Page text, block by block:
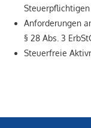
Steuerpflichtigen
Anforderungen
§ 28 Abs. 3
Steuerfreie